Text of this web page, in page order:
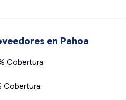
en Pahoa
Cobertura